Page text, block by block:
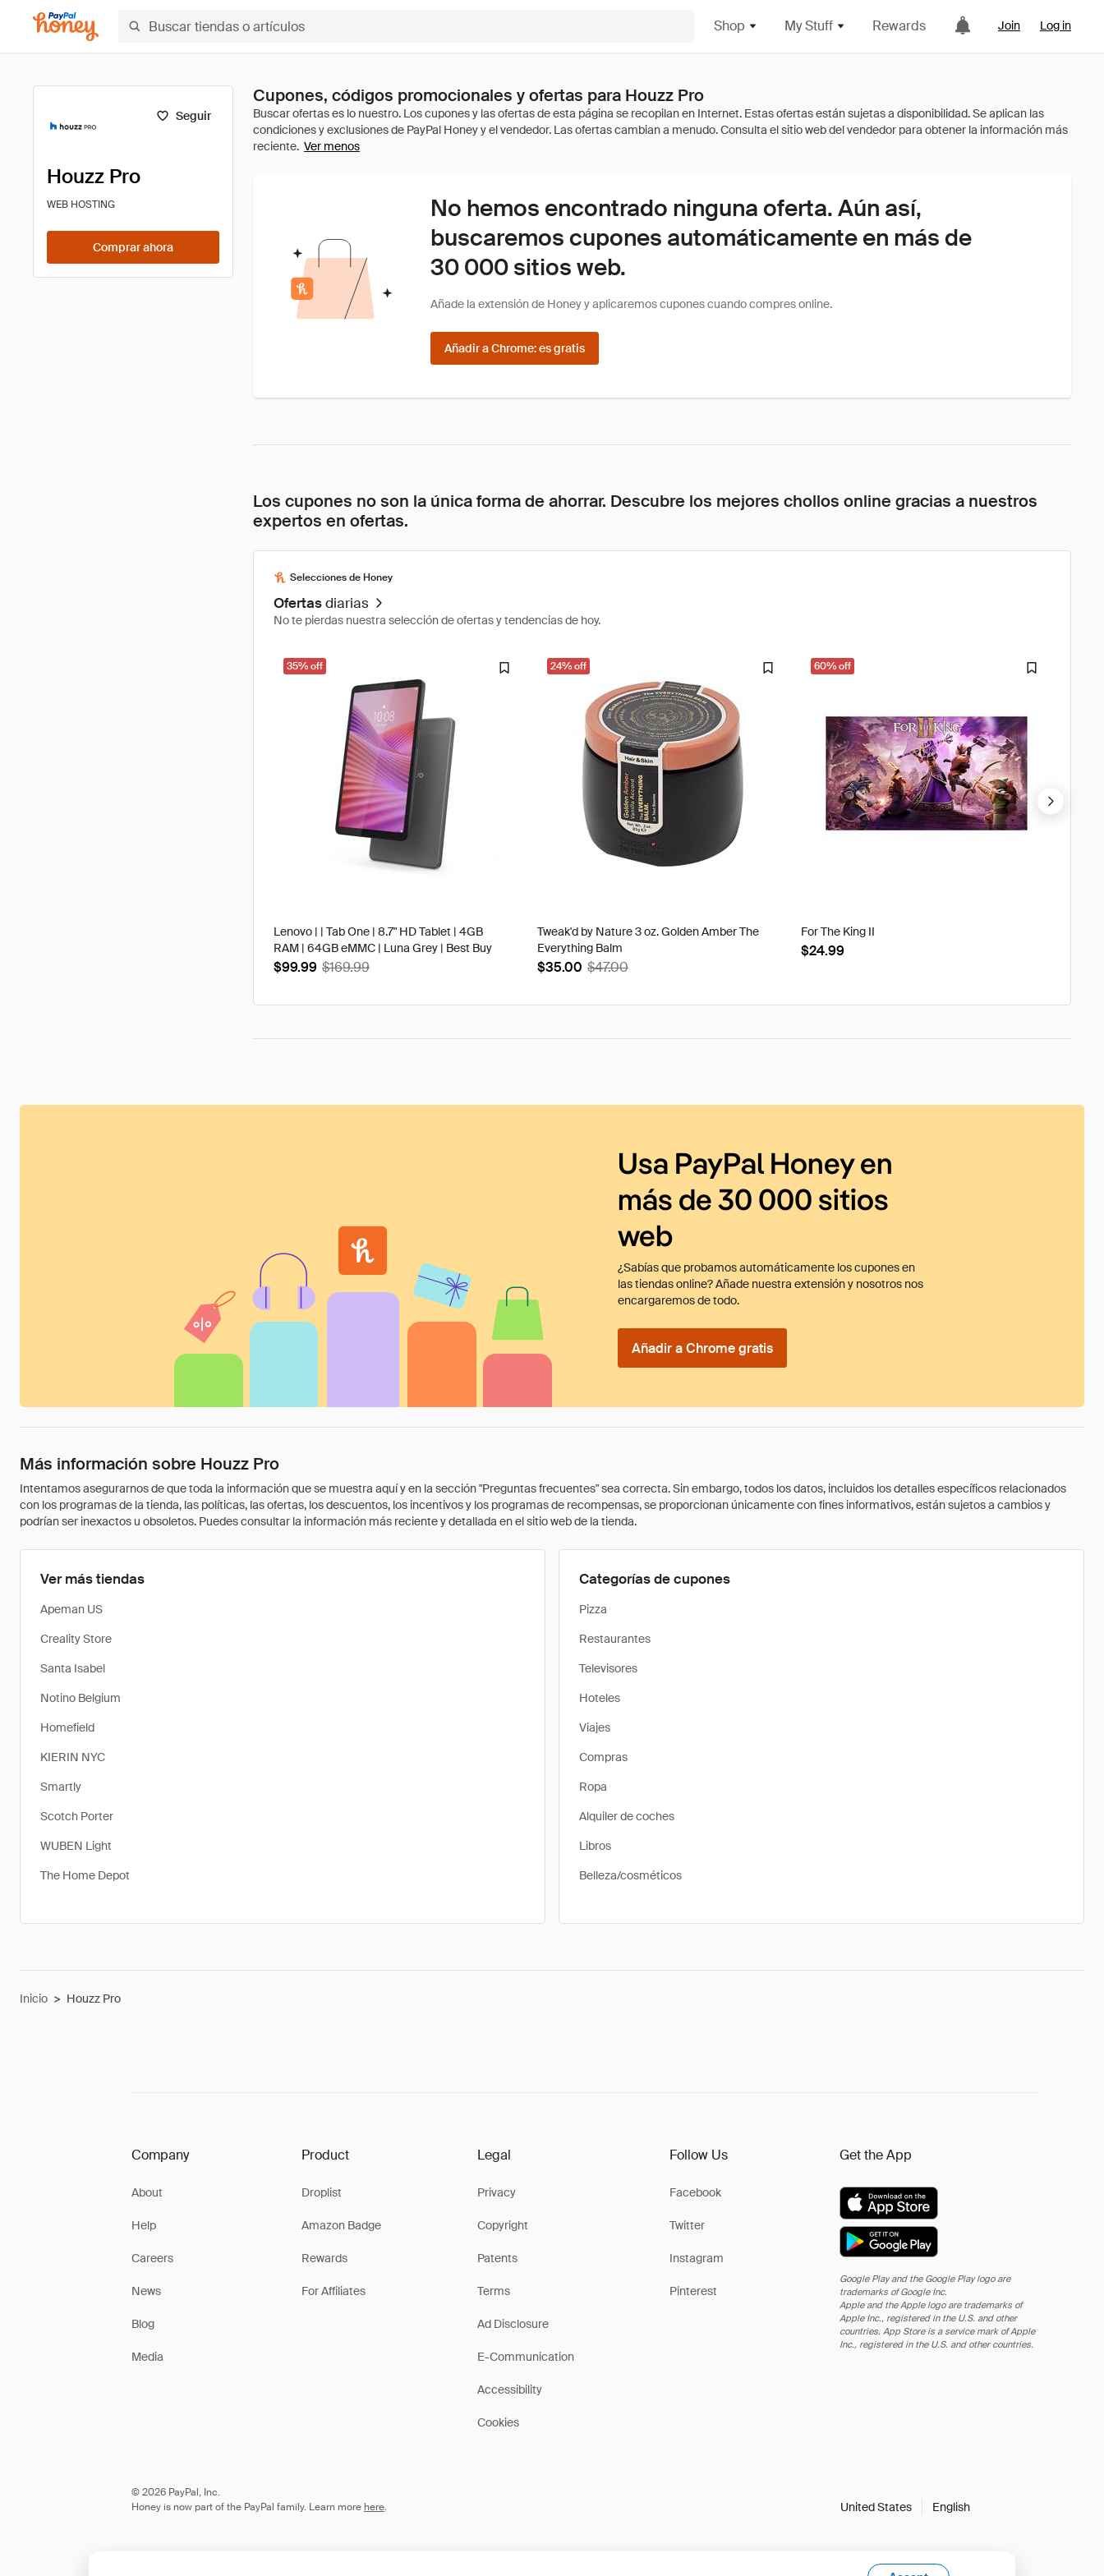
Shop My Stuff Rewards Join Log in
Seguir
Houzz Pro
WEB HOSTING
Comprar ahora
Cupones, códigos promocionales y ofertas para Houzz Pro
Ver menos
No hemos encontrado ninguna oferta. Aún así,
buscaremos cupones automáticamente en más de
30 000 sitios web.
Añade la extensión de Honey y aplicaremos cupones cuando compres online.
Añadir a Chrome: es gratis
Los cupones no son la única forma de ahorrar. Descubre los mejores chollos online gracias a nuestros
expertos en ofertas.
Selecciones de Honey
Ofertasdiarias
No te pierdas nuestra selección de ofertas y tendencias de hoy.
35% off
Lenovo | | Tab One | 8.7" HD Tablet | 4GB
RAM | 64GB eMMC | Luna Grey | Best Buy
$99.99 $169.99
24% off
Tweak'd by Nature 3 oz. Golden Amber The
Everything Balm
$35.00 $47.00
60% off
For The King II
$24.99
Usa PayPal Honey en
más de 30 000 sitios
web
¿Sabías que probamos automáticamente los cupones en
las tiendas online? Añade nuestra extensión y nosotros nos
encargaremos de todo.
Añadir a Chrome gratis
Más información sobre Houzz Pro
Intentamos asegurarnos de que toda la información que se muestra aquí y en la sección "Preguntas frecuentes" sea correcta. Sin embargo, todos los datos, incluidos los detalles específicos relacionados
con los programas de la tienda, las políticas, las ofertas, los descuentos, los incentivos y los programas de recompensas, se proporcionan únicamente con fines informativos, están sujetos a cambios y
podrían ser inexactos u obsoletos. Puedes consultar la información más reciente y detallada en el sitio web de la tienda.
Ver más tiendas
Apeman US
Creality Store
Santa Isabel
Notino Belgium
Homefield
KIERIN NYC
Smartly
Scotch Porter
WUBEN Light
The Home Depot
Categorías de cupones
Pizza
Restaurantes
Televisores
Hoteles
Viajes
Compras
Ropa
Alquiler de coches
Libros
Belleza/cosméticos
Inicio > Houzz Pro
Company
About
Help
Careers
News
Blog
Media
Product
Droplist
Amazon Badge
Rewards
For Affiliates
Legal
Privacy
Copyright
Patents
Terms
Ad Disclosure
E-Communication
Accessibility
Cookies
Follow Us
Facebook
Twitter
Instagram
Pinterest
Get the App
Google Play and the Google Play logo are
trademarks of Google Inc.
Apple and the Apple logo are trademarks of
Apple Inc., registered in the U.S. and other
countries. App Store is a service mark of Apple
Inc., registered in the U.S. and other countries.
© 2026 PayPal, Inc.
Honey is now part of the PayPal family. Learn more here. United States English